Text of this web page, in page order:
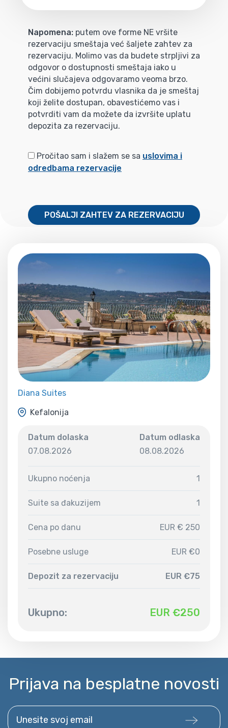
Napomena: putem ove forme NE vršite
rezervaciju smeštaja već šaljete zahtev za
rezervaciju. Molimo vas da budete strpljivi za
odgovor o dostupnosti smeštaja iako u
većini slučajeva odgovaramo veoma brzo.
Čim dobijemo potvrdu vlasnika da je smeštaj
koji želite dostupan, obavestićemo vas i
potvrditi vam da možete da izvršite uplatu
depozita za rezervaciju.
Pročitao sam i slažem se sa uslovima i
odredbama rezervacije
POŠALJI ZAHTEV ZA REZERVACIJU
Diana Suites
Kefalonija
Datum dolaska
07.08.2026
Datum odlaska
08.08.2026
Ukupno noćenja 1
Suite sa đakuzijem 1
Cena po danu EUR € 250
Posebne usluge EUR €0
Depozit za rezervaciju EUR €75
Ukupno: EUR €250
Prijava na besplatne novosti
Unesite svoj email